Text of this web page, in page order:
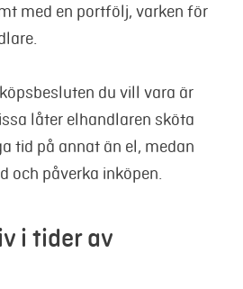
med en portfölj, varken för
du vill vara är
låter elhandlaren sköta
tid på annat än el, medan
och påverka inköpen.
i tider av